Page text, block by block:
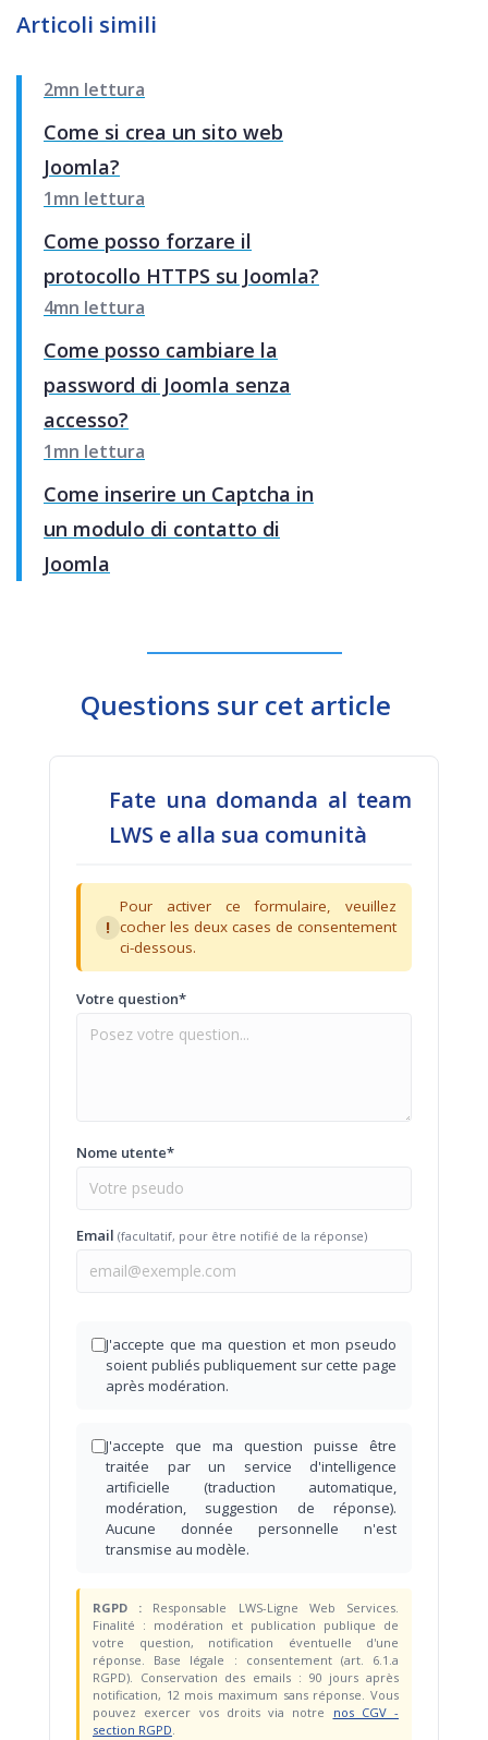
Articoli simili
2mn lettura
Come si crea un sito web
Joomla?
1mn lettura
Come posso forzare il
protocollo HTTPS su Joomla?
4mn lettura
Come posso cambiare la
password di Joomla senza
accesso?
1mn lettura
Come inserire un Captcha in
un modulo di contatto di
Joomla
Questions sur cet article
Fate una domanda al team
LWS e alla sua comunità
!
Pour activer ce formulaire, veuillez
cocher les deux cases de consentement
ci-dessous.
Votre question*
Nome utente*
Email (facultatif, pour être notifié de la réponse)
J'accepte que ma question et mon pseudo
soient publiés publiquement sur cette page
après modération.
J'accepte que ma question puisse être
traitée par un service d'intelligence
artificielle (traduction automatique,
modération, suggestion de réponse).
Aucune donnée personnelle n'est
transmise au modèle.
RGPD : Responsable LWS-Ligne Web Services.
Finalité : modération et publication publique de
votre question, notification éventuelle d'une
réponse. Base légale : consentement (art. 6.1.a
RGPD). Conservation des emails : 90 jours après
notification, 12 mois maximum sans réponse. Vous
pouvez exercer vos droits via notre nos CGV -
section RGPD.